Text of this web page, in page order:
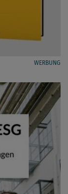
WERBUNG